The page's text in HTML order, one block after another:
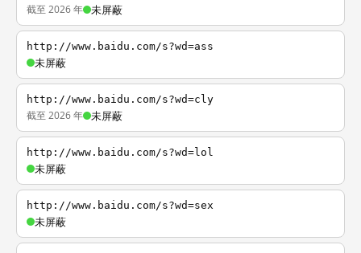
截至 2026 年 未屏蔽
http://www.baidu.com/s?wd=ass
未屏蔽
http://www.baidu.com/s?wd=cly
截至 2026 年 未屏蔽
http://www.baidu.com/s?wd=lol
未屏蔽
http://www.baidu.com/s?wd=sex
未屏蔽